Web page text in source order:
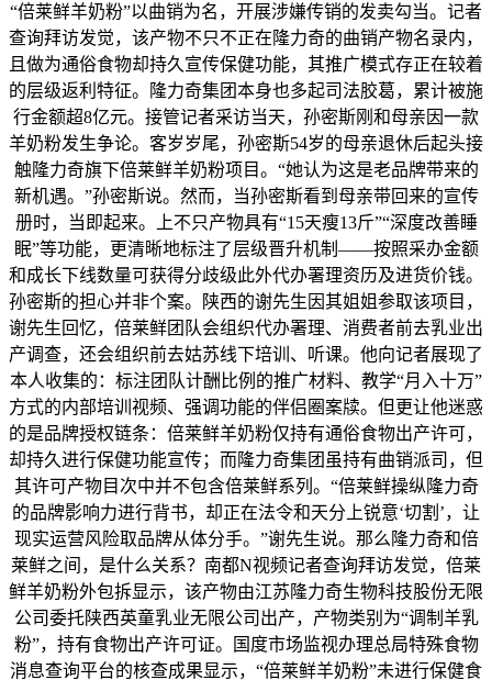
“倍莱鲜羊奶粉”以曲销为名，开展涉嫌传销的发卖勾当。记者
查询拜访发觉，该产物不只不正在隆力奇的曲销产物名录内，
且做为通俗食物却持久宣传保健功能，其推广模式存正在较着
的层级返利特征。隆力奇集团本身也多起司法胶葛，累计被施
行金额超8亿元。接管记者采访当天，孙密斯刚和母亲因一款
羊奶粉发生争论。客岁岁尾，孙密斯54岁的母亲退休后起头接
触隆力奇旗下倍莱鲜羊奶粉项目。“她认为这是老品牌带来的
新机遇。”孙密斯说。然而，当孙密斯看到母亲带回来的宣传
册时，当即起来。上不只产物具有“15天瘦13斤”“深度改善睡
眠”等功能，更清晰地标注了层级晋升机制——按照采办金额
和成长下线数量可获得分歧级此外代办署理资历及进货价钱。
孙密斯的担心并非个案。陕西的谢先生因其姐姐参取该项目，
谢先生回忆，倍莱鲜团队会组织代办署理、消费者前去乳业出
产调查，还会组织前去姑苏线下培训、听课。他向记者展现了
本人收集的：标注团队计酬比例的推广材料、教学“月入十万”
方式的内部培训视频、强调功能的伴侣圈案牍。但更让他迷惑
的是品牌授权链条：倍莱鲜羊奶粉仅持有通俗食物出产许可，
却持久进行保健功能宣传；而隆力奇集团虽持有曲销派司，但
其许可产物目次中并不包含倍莱鲜系列。“倍莱鲜操纵隆力奇
的品牌影响力进行背书，却正在法令和天分上锐意‘切割’，让
现实运营风险取品牌从体分手。”谢先生说。那么隆力奇和倍
莱鲜之间，是什么关系？南都N视频记者查询拜访发觉，倍莱
鲜羊奶粉外包拆显示，该产物由江苏隆力奇生物科技股份无限
公司委托陕西英童乳业无限公司出产，产物类别为“调制羊乳
粉”，持有食物出产许可证。国度市场监视办理总局特殊食物
消息查询平台的核查成果显示，“倍莱鲜羊奶粉”未进行保健食